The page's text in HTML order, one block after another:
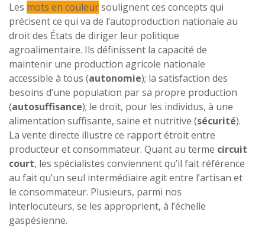
Les mots en couleursoulignent ces concepts qui
précisent ce qui va de l’autoproduction nationale au
droit des États de diriger leur politique
agroalimentaire. Ils définissent la capacité de
maintenir une production agricole nationale
accessible à tous (autonomie); la satisfaction des
besoins d’une population par sa propre production
(autosuffisance); le droit, pour les individus, à une
alimentation suffisante, saine et nutritive (sécurité).
La vente directe illustre ce rapport étroit entre
producteur et consommateur. Quant au terme circuit
court, les spécialistes conviennent qu’il fait référence
au fait qu’un seul intermédiaire agit entre l’artisan et
le consommateur. Plusieurs, parmi nos
interlocuteurs, se les approprient, à l’échelle
gaspésienne.